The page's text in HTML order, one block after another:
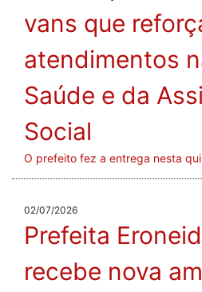
vans que
atendimentos
Saúde e da
Social
O prefeito fez a entrega nesta
02/07/2026
Prefeita
recebe nova